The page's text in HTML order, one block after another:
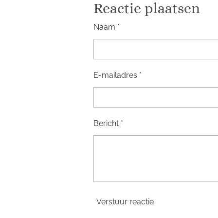
e
n
e
Reactie plaatsen
Naam *
E-mailadres *
Bericht *
Verstuur reactie